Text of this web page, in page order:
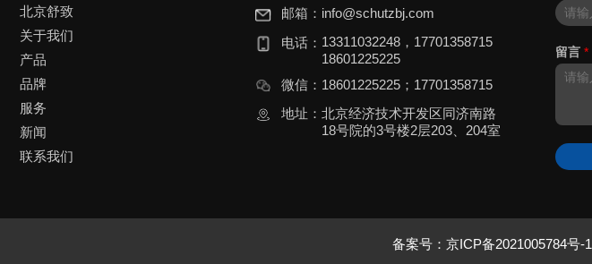
北京舒致
关于我们
产品
品牌
服务
新闻
联系我们
邮箱： info@schutzbj.com
电话： 13311032248，17701358715
18601225225
微信： 18601225225；17701358715
地址： 北京经济技术开发区同济南路
18号院的3号楼2层203、204室
留言*
备案号： 京ICP备2021005784号-1